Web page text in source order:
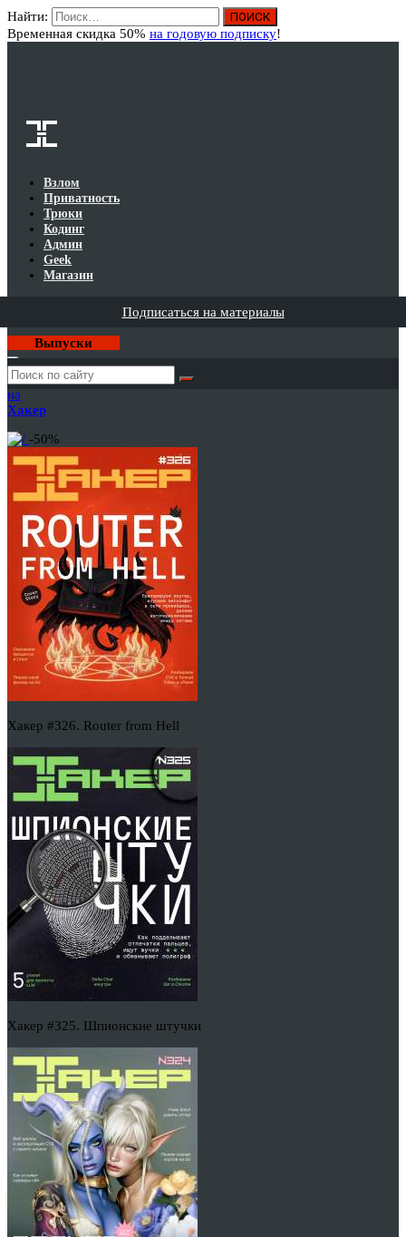
Найти:
Временная скидка 50% на годовую подписку!
Взлом
Приватность
Трюки
Кодинг
Админ
Geek
Магазин
Подписаться на материалы
Выпуски
Годовая
подписка
на
Хакер
-50%
Хакер #326. Router from Hell
Хакер #325. Шпионские штучки